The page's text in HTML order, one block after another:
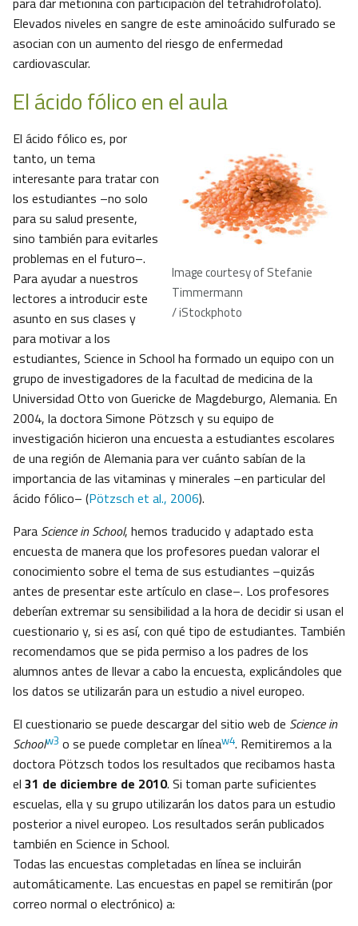
Elevados niveles en sangre de este aminoácido sulfurado se
asocian con un aumento del riesgo de enfermedad
cardiovascular.
El ácido fólico en el aula
Image courtesy of Stefanie
Timmermann
/ iStockphoto
El ácido fólico es, por
tanto, un tema
interesante para tratar con
los estudiantes –no solo
para su salud presente,
sino también para evitarles
problemas en el futuro–.
Para ayudar a nuestros
lectores a introducir este
asunto en sus clases y
para motivar a los
estudiantes, Science in School ha formado un equipo con un
grupo de investigadores de la facultad de medicina de la
Universidad Otto von Guericke de Magdeburgo, Alemania. En
2004, la doctora Simone Pötzsch y su equipo de
investigación hicieron una encuesta a estudiantes escolares
de una región de Alemania para ver cuánto sabían de la
importancia de las vitaminas y minerales –en particular del
ácido fólico– (Pötzsch et al., 2006).
Para Science in School, hemos traducido y adaptado esta
encuesta de manera que los profesores puedan valorar el
conocimiento sobre el tema de sus estudiantes –quizás
antes de presentar este artículo en clase–. Los profesores
deberían extremar su sensibilidad a la hora de decidir si usan el
cuestionario y, si es así, con qué tipo de estudiantes. También
recomendamos que se pida permiso a los padres de los
alumnos antes de llevar a cabo la encuesta, explicándoles que
los datos se utilizarán para un estudio a nivel europeo.
El cuestionario se puede descargar del sitio web de Science in
Schoolw3 o se puede completar en líneaw4. Remitiremos a la
doctora Pötzsch todos los resultados que recibamos hasta
el 31 de diciembre de 2010. Si toman parte suficientes
escuelas, ella y su grupo utilizarán los datos para un estudio
posterior a nivel europeo. Los resultados serán publicados
también en Science in School.
Todas las encuestas completadas en línea se incluirán
automáticamente. Las encuestas en papel se remitirán (por
correo normal o electrónico) a: